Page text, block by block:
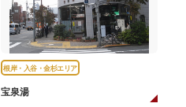
根岸・入谷・金杉エリア
宝泉湯